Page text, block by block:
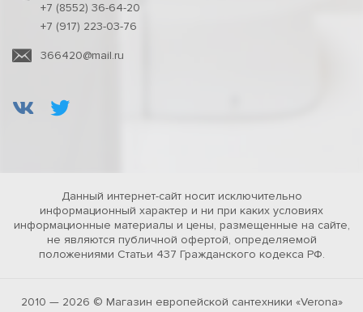
+7 (8552) 36-64-20
+7 (917) 223-03-76
366420@mail.ru
Данный интернет-сайт носит исключительно
информационный характер и ни при каких условиях
информационные материалы и цены, размещенные на сайте,
не являются публичной офертой, определяемой
положениями Статьи 437 Гражданского кодекса РФ.
2010 — 2026 © Магазин европейской сантехники «Verona»